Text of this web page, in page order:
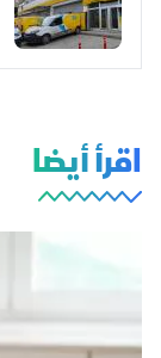
اقرأ أيضا